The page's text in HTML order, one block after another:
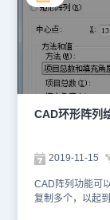
还可以设置行数
中，当使用CAD
我们可以根据使
CAD环形阵列
2019-11-15
CAD阵列功能可
复制多个，以起